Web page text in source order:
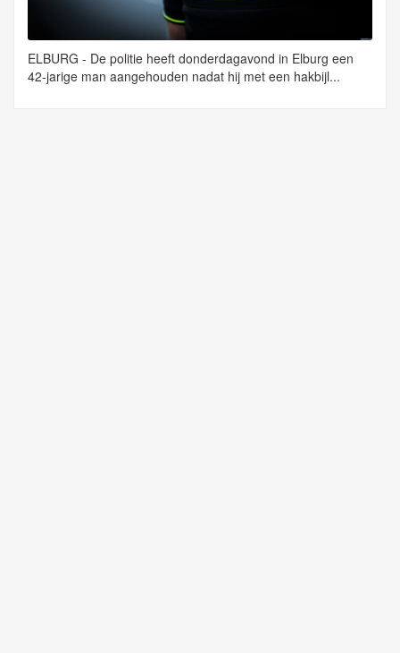
ELBURG - De politie heeft donderdagavond in Elburg een
42-jarige man aangehouden nadat hij met een hakbijl...